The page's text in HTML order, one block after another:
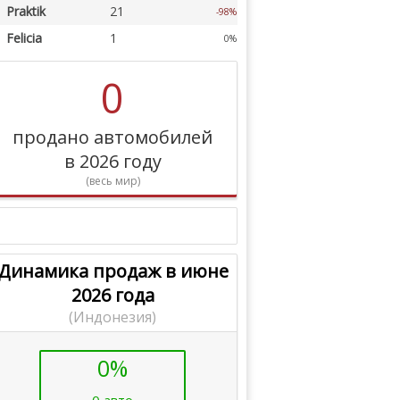
Praktik 21 -98%
Felicia 1 0%
0
продано автомобилей
в 2026 году
(весь мир)
продаж в июне
2026 года
(Индонезия)
0%